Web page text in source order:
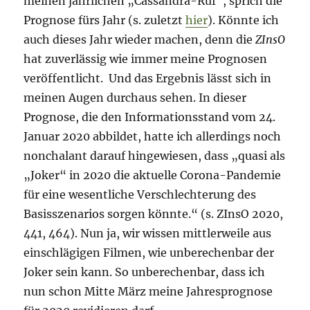
Prognose fürs Jahr (s. zuletzthier). Könnte ich
auch dieses Jahr wieder machen, denn dieZInsO
hat zuverlässig wie immer meine Prognosen
veröffentlicht. Und das Ergebnis lässt sich in
meinen Augen durchaus sehen. In dieser
Prognose, die den Informationsstand vom 24.
Januar 2020 abbildet, hatte ich allerdings noch
nonchalant darauf hingewiesen, dass „quasi als
„Joker“ in 2020 die aktuelle Corona-Pandemie
für eine wesentliche Verschlechterung des
Basisszenarios sorgen könnte.“ (s. ZInsO 2020,
441, 464). Nun ja, wir wissen mittlerweile aus
einschlägigen Filmen, wie unberechenbar der
Joker sein kann. So unberechenbar, dass ich
nun schon Mitte März meine Jahresprognose